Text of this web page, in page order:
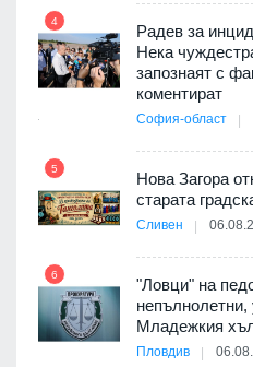
4
Радев за
Нека
запознаят с
коментират
София-област
5
Нова Загора
старата
Сливен
6
"Ловци" на
Младежкия
Пловдив